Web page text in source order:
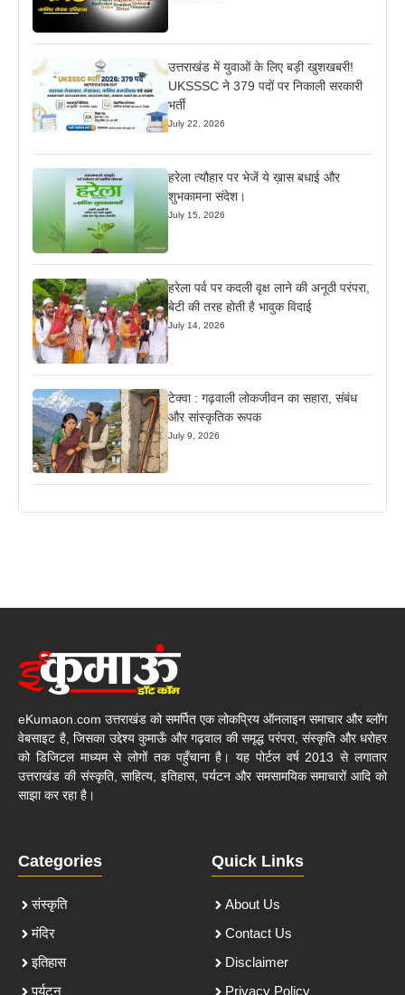
उत्तराखंड में युवाओं के लिए बड़ी खुशखबरी!
UKSSSC ने 379 पदों पर निकाली सरकारी
भर्ती
July 22, 2026
हरेला त्यौहार पर भेजें ये ख़ास बधाई और
शुभकामना संदेश।
July 15, 2026
हरेला पर्व पर कदली वृक्ष लाने की अनूठी परंपरा,
बेटी की तरह होती है भावुक विदाई
July 14, 2026
टेक्वा : गढ़वाली लोकजीवन का सहारा, संबंध
और सांस्कृतिक रूपक
July 9, 2026
eKumaon.com उत्तराखंड को समर्पित एक लोकप्रिय ऑनलाइन समाचार और ब्लॉग
वेबसाइट है, जिसका उद्देश्य कुमाऊँ और गढ़वाल की समृद्ध परंपरा, संस्कृति और धरोहर
को डिजिटल माध्यम से लोगों तक पहुँचाना है। यह पोर्टल वर्ष 2013 से लगातार
उत्तराखंड की संस्कृति, साहित्य, इतिहास, पर्यटन और समसामयिक समाचारों आदि को
साझा कर रहा है।
Categories
संस्कृति
मंदिर
इतिहास
पर्यटन
Quick Links
About Us
Contact Us
Disclaimer
Privacy Policy